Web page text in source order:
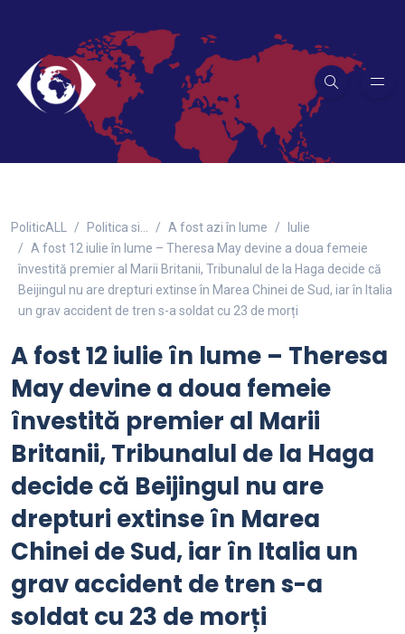
PoliticALL Politica si… A fost azi în lume
Iulie
A fost 12 iulie în lume – Theresa May devine a doua femeie
învestită premier al Marii Britanii, Tribunalul de la Haga decide că
Beijingul nu are drepturi extinse în Marea Chinei de Sud, iar în Italia
un grav accident de tren s-a soldat cu 23 de morți
A fost 12 iulie în lume – Theresa
May devine a doua femeie
învestită premier al Marii
Britanii, Tribunalul de la Haga
decide că Beijingul nu are
drepturi extinse în Marea
Chinei de Sud, iar în Italia un
grav accident de tren s-a
soldat cu 23 de morți